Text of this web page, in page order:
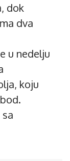
dok
dva
u nedelju
koju